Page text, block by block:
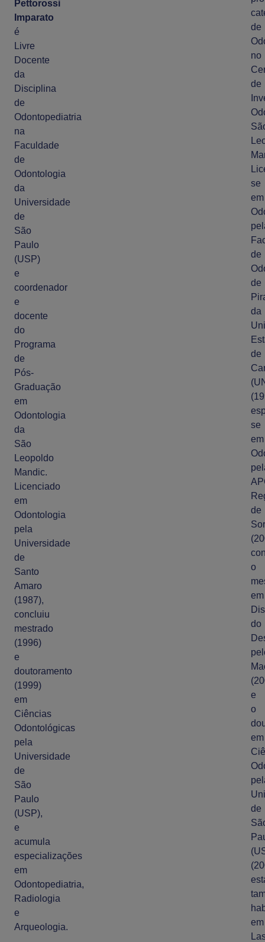
Pettorossi
Imparato
é
Livre
Docente
da
Disciplina
de
Odontopediatria
na
Faculdade
de
Odontologia
da
Universidade
de
São
Paulo
(USP)
e
coordenador
e
docente
do
Programa
de
Pós-
Graduação
em
Odontologia
da
São
Leopoldo
Mandic.
Licenciado
em
Odontologia
pela
Universidade
de
Santo
Amaro
(1987),
concluiu
mestrado
(1996)
e
doutoramento
(1999)
em
Ciências
Odontológicas
pela
Universidade
de
São
Paulo
(USP),
e
acumula
especializações
em
Odontopediatria,
Radiologia
e
Arqueologia.
de
no
de
se
em
de
de
da
de
se
em
de
o
em
do
e
o
em
de
em